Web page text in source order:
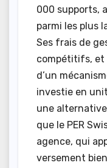
000 supports,
parmi les plus
Ses frais de
compétitifs, et
d’un
investie en
une
que le PER
agence, qui
versement